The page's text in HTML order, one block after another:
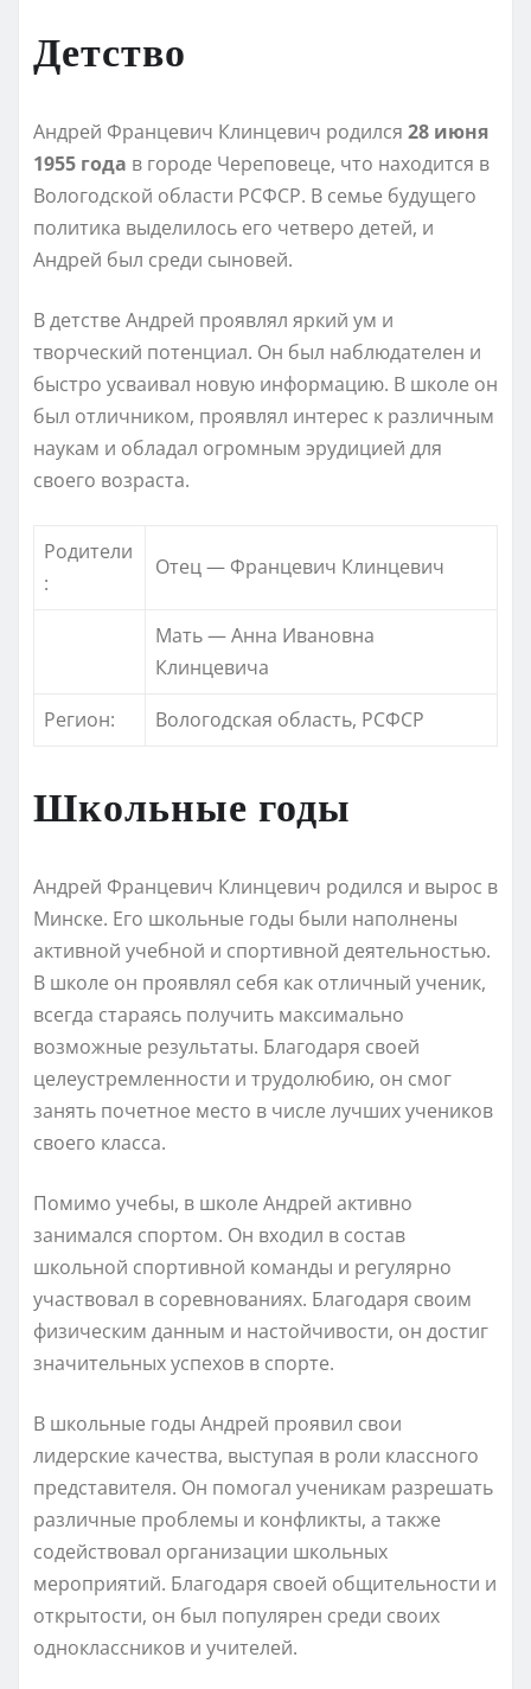
Детство
Андрей Францевич Клинцевич родился 28 июня
1955 года в городе Череповеце, что находится в
Вологодской области РСФСР. В семье будущего
политика выделилось его четверо детей, и
Андрей был среди сыновей.
В детстве Андрей проявлял яркий ум и
творческий потенциал. Он был наблюдателен и
быстро усваивал новую информацию. В школе он
был отличником, проявлял интерес к различным
наукам и обладал огромным эрудицией для
своего возраста.
Родители
:
Отец — Францевич Клинцевич
Мать — Анна Ивановна
Клинцевича
Регион:
Вологодская область, РСФСР
Школьные годы
Андрей Францевич Клинцевич родился и вырос в
Минске. Его школьные годы были наполнены
активной учебной и спортивной деятельностью.
В школе он проявлял себя как отличный ученик,
всегда стараясь получить максимально
возможные результаты. Благодаря своей
целеустремленности и трудолюбию, он смог
занять почетное место в числе лучших учеников
своего класса.
Помимо учебы, в школе Андрей активно
занимался спортом. Он входил в состав
школьной спортивной команды и регулярно
участвовал в соревнованиях. Благодаря своим
физическим данным и настойчивости, он достиг
значительных успехов в спорте.
В школьные годы Андрей проявил свои
лидерские качества, выступая в роли классного
представителя. Он помогал ученикам разрешать
различные проблемы и конфликты, а также
содействовал организации школьных
мероприятий. Благодаря своей общительности и
открытости, он был популярен среди своих
одноклассников и учителей.